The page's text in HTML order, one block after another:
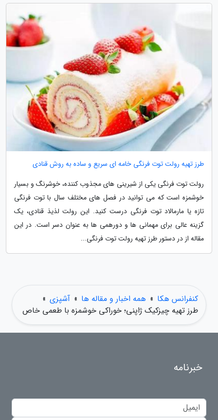
طرز تهیه رولت توت فرنگی خامه ای سریع و ساده به روش قنادی
رولت توت فرنگی یکی از شیرینی های مجذوب کننده، خوشرنگ و بسیار
خوشمزه است که می توانید در فصل های مختلف سال با توت فرنگی
تازه یا مارمالاد توت فرنگی درست کنید. این رولت لذیذ قنادی، یک
گزینه عالی برای مهمانی ها و دورهمی ها به عنوان دسر است. در این
مقاله از در دستور طرز تهیه رولت توت فرنگی...
کنفرانس هکا » همه اخبار و مقاله ها » آشپزی »
طرز تهیه چیزکیک ژاپنی؛ خوراکی خوشمزه با طعمی خاص
خبرنامه